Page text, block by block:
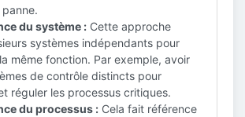
du système : Cette approche
systèmes indépendants pour
même fonction. Par exemple, avoir
de contrôle distincts pour
réguler les processus critiques.
du processus : Cela fait référence